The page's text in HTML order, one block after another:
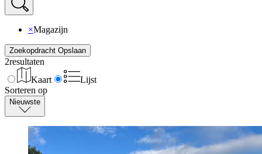
×Magazijn
Zoekopdracht Opslaan
2resultaten
Kaart
Lijst
Sorteren op
Nieuwste